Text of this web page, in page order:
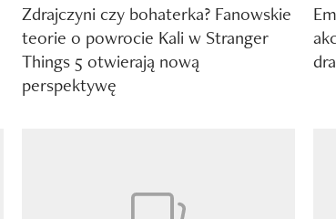
Zdrajczyni czy bohaterka? Fanowskie
teorie o powrocie Kali w Stranger
Things 5 otwierają nową
perspektywę